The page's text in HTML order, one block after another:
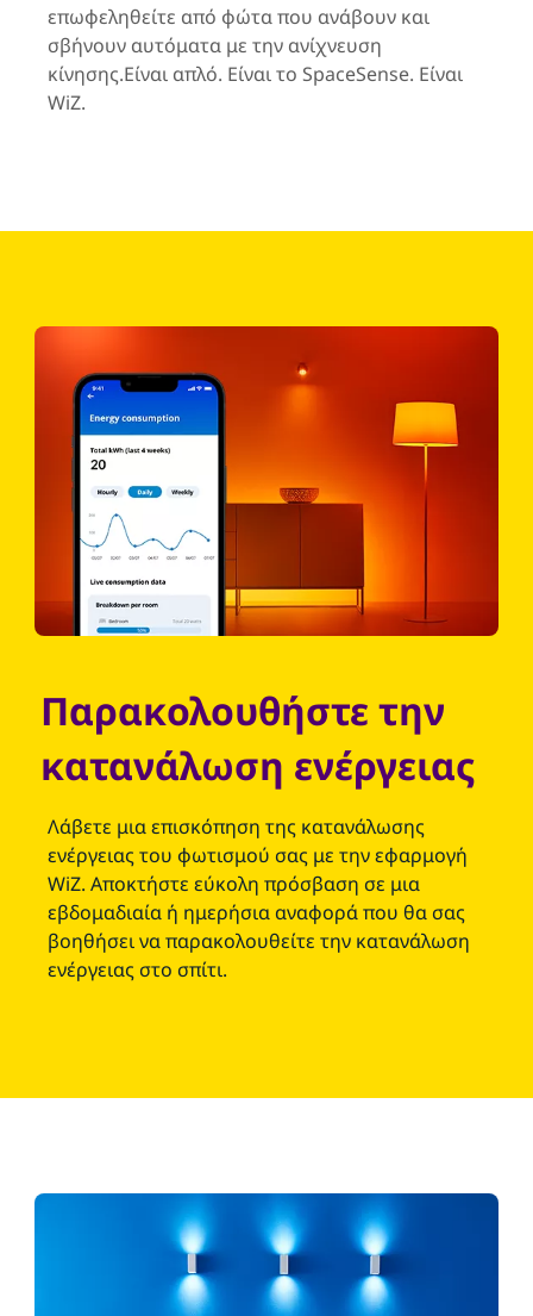
επωφεληθείτε από φώτα που ανάβουν και
σβήνουν αυτόματα με την ανίχνευση
κίνησης.Είναι απλό. Είναι το SpaceSense. Είναι
WiZ.
Παρακολουθήστε την
κατανάλωση ενέργειας
Λάβετε μια επισκόπηση της κατανάλωσης
ενέργειας του φωτισμού σας με την εφαρμογή
WiZ. Αποκτήστε εύκολη πρόσβαση σε μια
εβδομαδιαία ή ημερήσια αναφορά που θα σας
βοηθήσει να παρακολουθείτε την κατανάλωση
ενέργειας στο σπίτι.